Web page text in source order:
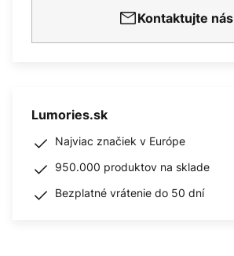
Kontaktujte nás
Lumories.sk
Najviac značiek v Európe
950.000 produktov na sklade
Bezplatné vrátenie do 50 dní